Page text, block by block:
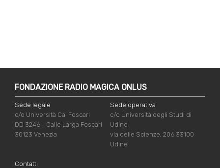
FONDAZIONE RADIO MAGICA ONLUS
Sede legale
c/o Università Ca' Foscari
DD 3246 - Calle Larga Foscari
30123 Venezia
Sede operativa
c/o Università degli Studi di
Udine
via delle Scienze, 206 33100
Udine
Contatti